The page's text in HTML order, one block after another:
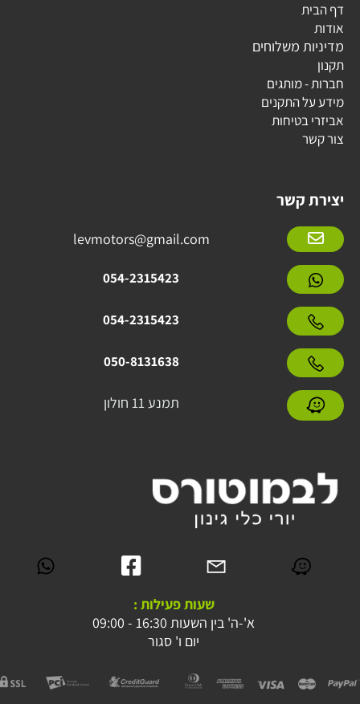
דף הבית
אודות
מדיניות משלוחים
תקנון
חברות - מותגים
מידע על התקנים
אביזרי בטיחות
צור קשר
יצירת קשר
levmotors@gmail.com
054-2315423
054-2315423
050-8131638
תמנע 11 חולון
שעות פעילות :
א'-ה' בין השעות 16:30 - 09:00
יום ו' סגור